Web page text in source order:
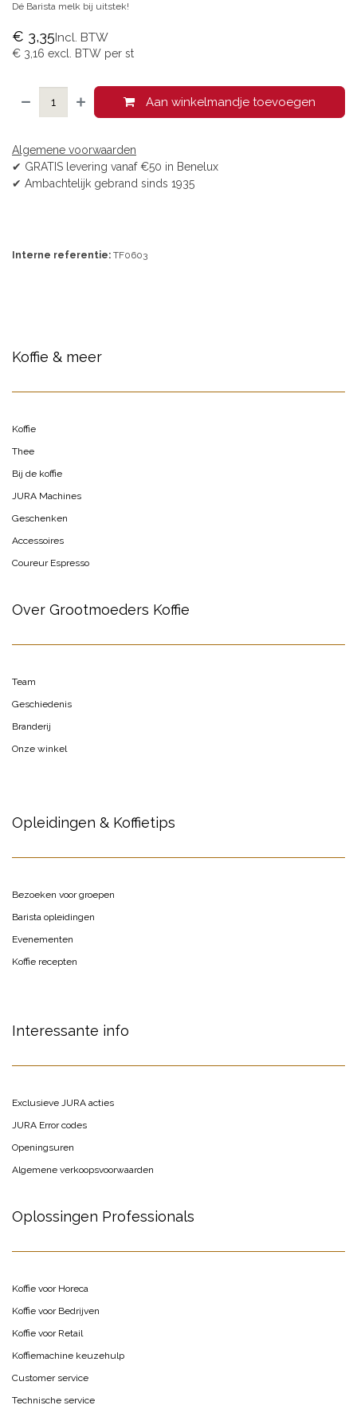
Dé Barista melk bij uitstek!
€ 3,35 Incl. BTW
€ 3,16 excl. BTW per st
Aan winkelmandje toevoegen
Algemene voorwaarden
✔ GRATIS levering vanaf €50 in Benelux
✔ Ambachtelijk gebrand sinds 1935
Interne referentie: TF0603
Koffie & meer
Koffie
Thee
Bij de koffie
JURA Machines
Geschenken
Accessoires
Coureur Espresso
Over Grootmoeders Koffie
Team
Geschiedenis
Branderij
Onze winkel
Opleidingen & Koffietips
Bezoeken voor groepen
Barista opleidingen
Evenementen
Koffie recepten
Interessante info
Exclusieve JURA acties
JURA Error codes
Openingsuren
Algemene verkoopsvoorwaarden
Oplossingen Professionals
Koffie voor Horeca
Koffie voor Bedrijven
Koffie voor Retail
Koffiemachine keuzehulp
Customer service
Technische service